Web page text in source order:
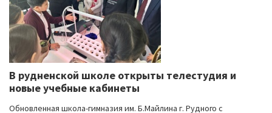
В рудненской школе открыты телестудия и
новые учебные кабинеты
Обновленная школа-гимназия им. Б.Майлина г. Рудного с